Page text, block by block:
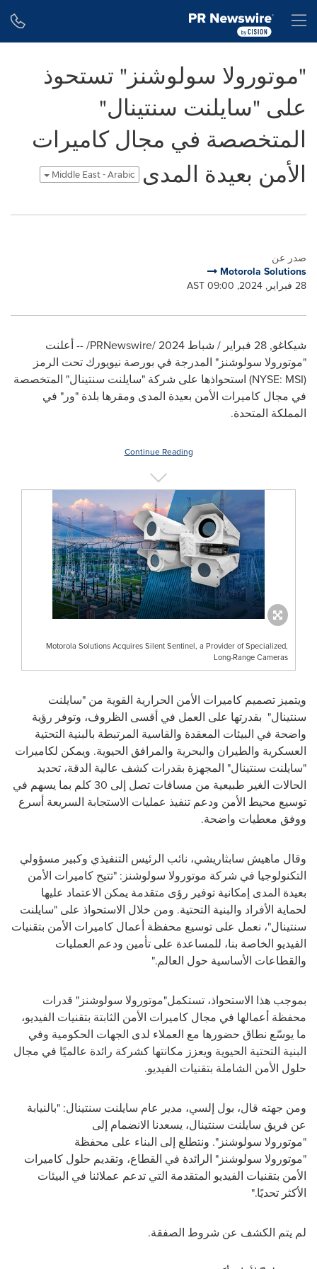
"موتورولا سولوشنز" تستحوذ
على "سايلنت سنتينال"
المتخصصة في مجال كاميرات
الأمن بعيدة المدى
Middle East - Arabic
صدر عن
Motorola Solutions
28 فبراير, 2024, 09:00 AST
شيكاغو, 28 فبراير / شباط 2024 /PRNewswire/ --
أعلنت
"موتورولا سولوشنز" المدرجة في بورصة نيويورك تحت الرمز
(
NYSE: MSI) استحواذها على شركة "سايلنت سنتينال" المتخصصة
في مجال كاميرات الأمن بعيدة المدى ومقرها بلدة "ور" في
المملكة المتحدة.
Continue Reading
Motorola Solutions Acquires Silent Sentinel, a Provider of Specialized,
Long-Range Cameras
ويتميز تصميم كاميرات الأمن الحرارية القوية من "سايلنت
سنتينال" بقدرتها على العمل في أقسى الظروف، وتوفر رؤية
واضحة في البيئات المعقدة والقاسية المرتبطة بالبنية التحتية
العسكرية والطيران والبحرية والمرافق الحيوية. ويمكن لكاميرات
"سايلنت سنتينال" المجهزة بقدرات كشف عالية الدقة، تحديد
الحالات الغير طبيعية من مسافات تصل إلى 30 كلم بما يسهم في
توسيع محيط الأمن ودعم تنفيذ عمليات الاستجابة السريعة أسرع
ووفق معطيات واضحة.
وقال ماهيش سابثاريشي، نائب الرئيس التنفيذي وكبير مسؤولي
التكنولوجيا في شركة موتورولا سولوشنز : "تتيح كاميرات الأمن
بعيدة المدى إمكانية توفير رؤى متقدمة يمكن الاعتماد عليها
لحماية الأفراد والبنية التحتية. ومن خلال الاستحواذ على "سايلنت
سنتينال"، نعمل على توسيع محفظة أعمال كاميرات الأمن بتقنيات
الفيديو الخاصة بنا، للمساعدة على تأمين ودعم العمليات
والقطاعات الأساسية حول العالم."
بموجب هذا الاستحواذ، تستكمل"موتورولا سولوشنز" قدرات
محفظة أعمالها في مجال كاميرات الأمن الثابتة بتقنيات الفيديو،
ما يوسّع نطاق حضورها مع العملاء لدى الجهات الحكومية وفي
البنية التحتية الحيوية ويعزز مكانتها كشركة رائدة عالميًا في مجال
حلول الأمن الشاملة بتقنيات الفيديو.
ومن جهته قال، بول إلسي، مدير عام سايلنت سنتينال: "بالنيابة
عن فريق سايلنت سنتينال، يسعدنا الانضمام إلى
"موتورولا سولوشنز". ونتطلع إلى البناء على محفظة
"موتورولا سولوشنز" الرائدة في القطاع، وتقديم حلول كاميرات
الأمن بتقنيات الفيديو المتقدمة التي تدعم عملائنا في البيئات
الأكثر تحديًا."
لم يتم الكشف عن شروط الصفقة.